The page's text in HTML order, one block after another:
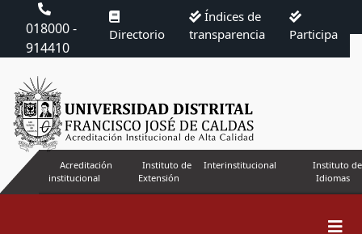
018000 -
914410
Directorio
Índices de
transparencia
Participa
Acreditación
institucional
Instituto de
Extensión
Interinstitucional
Instituto de
Idiomas